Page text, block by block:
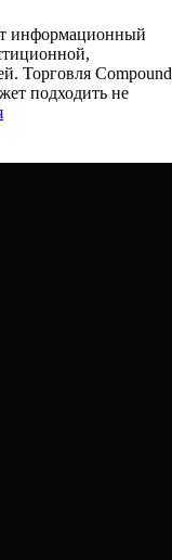
информационный
Торговля Compound
подходить не